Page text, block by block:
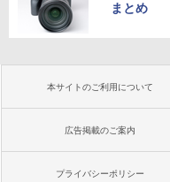
まとめ
本サイトのご利用について
広告掲載のご案内
プライバシーポリシー